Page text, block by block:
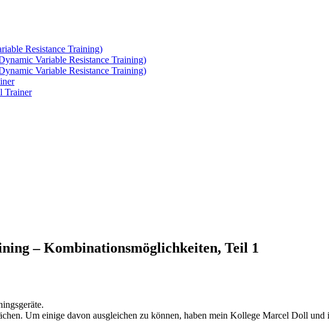
Resistance Training)
Variable Resistance Training)
Variable Resistance Training)
Trainer
– Kombinationsmöglichkeiten, Teil 1
Um einige davon ausgleichen zu können, haben mein Kollege Marcel Doll